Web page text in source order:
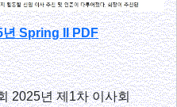
Spring II PDF
2025년 제1차 이사회